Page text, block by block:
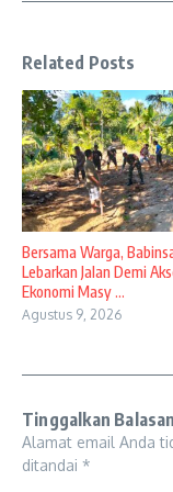
Related Posts
Bersama Warga,
Lebarkan Jalan Demi
Ekonomi Masy ...
Agustus 9, 2026
Tinggalkan Balasan
Alamat email Anda
ditandai *